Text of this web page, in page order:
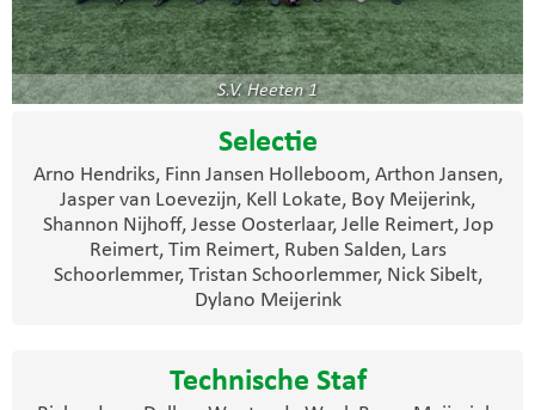
S.V. Heeten 1
Selectie
Arno Hendriks, Finn Jansen Holleboom, Arthon Jansen,
Jasper van Loevezijn, Kell Lokate, Boy Meijerink,
Shannon Nijhoff, Jesse Oosterlaar, Jelle Reimert, Jop
Reimert, Tim Reimert, Ruben Salden, Lars
Schoorlemmer, Tristan Schoorlemmer, Nick Sibelt,
Dylano Meijerink
Technische Staf